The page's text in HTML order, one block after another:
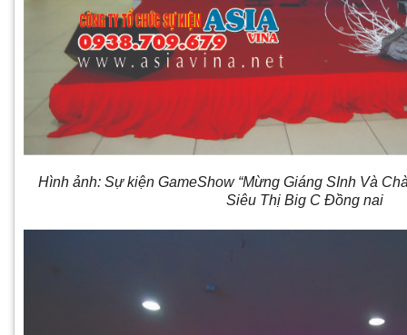
Hình ảnh: Sự kiện GameShow “Mừng Giáng SInh Và
Siêu Thị Big C Đồng nai